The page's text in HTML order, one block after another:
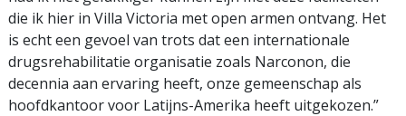
die ik hier in Villa Victoria met open armen ontvang. Het
is echt een gevoel van trots dat een internationale
drugsrehabilitatie organisatie zoals Narconon, die
decennia aan ervaring heeft, onze gemeenschap als
hoofdkantoor voor Latijns-Amerika heeft uitgekozen.”